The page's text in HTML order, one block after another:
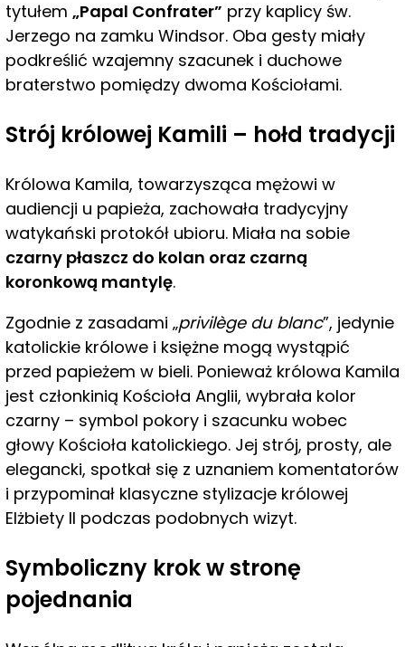
tytułem „Papal Confrater” przy kaplicy św.
Jerzego na zamku Windsor. Oba gesty miały
podkreślić wzajemny szacunek i duchowe
braterstwo pomiędzy dwoma Kościołami.
Strój królowej Kamili – hołd tradycji
Królowa Kamila, towarzysząca mężowi w
audiencji u papieża, zachowała tradycyjny
watykański protokół ubioru. Miała na sobie
czarny płaszcz do kolan oraz czarną
koronkową mantylę.
Zgodnie z zasadami „privilège du blanc”, jedynie
katolickie królowe i księżne mogą wystąpić
przed papieżem w bieli. Ponieważ królowa Kamila
jest członkinią Kościoła Anglii, wybrała kolor
czarny – symbol pokory i szacunku wobec
głowy Kościoła katolickiego. Jej strój, prosty, ale
elegancki, spotkał się z uznaniem komentatorów
i przypominał klasyczne stylizacje królowej
Elżbiety II podczas podobnych wizyt.
Symboliczny krok w stronę
pojednania